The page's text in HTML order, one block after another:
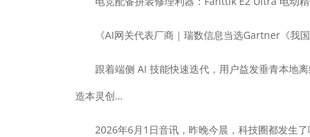
《AI网关代表厂商｜瑞数信息当选Gartner《我国
跟着端侧 AI 技能快速迭代，用户益发垂青本地离
造本灵创…
2026年6月1日音讯，昨晚今晨，科技圈都发生了